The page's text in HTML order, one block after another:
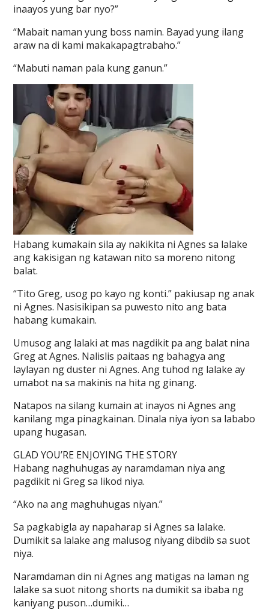
inaayos yung bar nyo?”
“Mabait naman yung boss namin. Bayad yung ilang
araw na di kami makakapagtrabaho.”
“Mabuti naman pala kung ganun.”
Habang kumakain sila ay nakikita ni Agnes sa lalake
ang kakisigan ng katawan nito sa moreno nitong
balat.
“Tito Greg, usog po kayo ng konti.” pakiusap ng anak
ni Agnes. Nasisikipan sa puwesto nito ang bata
habang kumakain.
Umusog ang lalaki at mas nagdikit pa ang balat nina
Greg at Agnes. Nalislis paitaas ng bahagya ang
laylayan ng duster ni Agnes. Ang tuhod ng lalake ay
umabot na sa makinis na hita ng ginang.
Natapos na silang kumain at inayos ni Agnes ang
kanilang mga pinagkainan. Dinala niya iyon sa lababo
upang hugasan.
GLAD YOU’RE ENJOYING THE STORY
Habang naghuhugas ay naramdaman niya ang
pagdikit ni Greg sa likod niya.
“Ako na ang maghuhugas niyan.”
Sa pagkabigla ay napaharap si Agnes sa lalake.
Dumikit sa lalake ang malusog niyang dibdib sa suot
niya.
Naramdaman din ni Agnes ang matigas na laman ng
lalake sa suot nitong shorts na dumikit sa ibaba ng
kaniyang puson…dumiki…